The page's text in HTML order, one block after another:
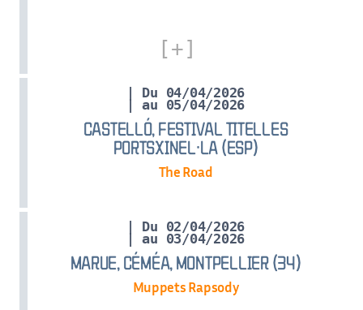
| Du 04/04/2026
CASTELLÓ, FESTIVAL TITELLES
PORTSXINEL·LA (ESP)
| au 05/04/2026
The Road
| Du 02/04/2026
MARUE, CÉMÉA, MONTPELLIER (34)
| au 03/04/2026
Muppets Rapsody